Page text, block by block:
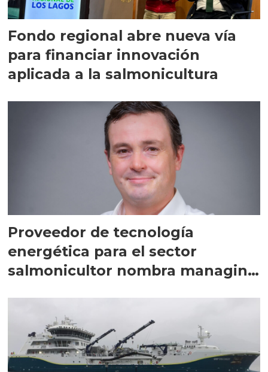
Fondo regional abre nueva vía
para financiar innovación
aplicada a la salmonicultura
Proveedor de tecnología
energética para el sector
salmonicultor nombra managing